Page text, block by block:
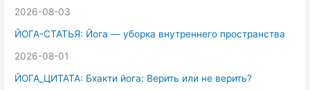
2026-08-03
ЙОГА-СТАТЬЯ: Йога — уборка внутреннего пространства
2026-08-01
ЙОГА_ЦИТАТА: Бхакти йога: Верить или не верить?